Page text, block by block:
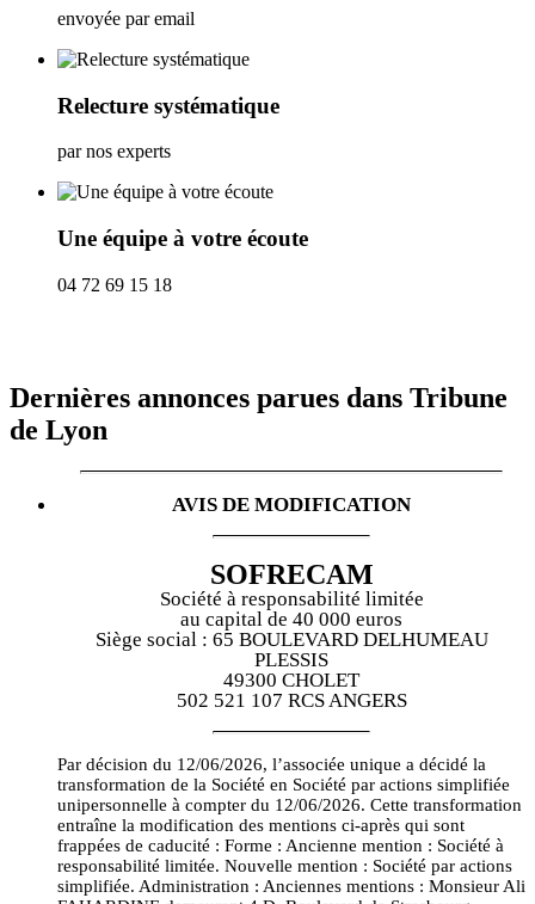
envoyée par email
Relecture systématique
par nos experts
Une équipe à votre écoute
04 72 69 15 18
Dernières annonces parues dans Tribune
de Lyon
AVIS DE MODIFICATION
SOFRECAM
Société à responsabilité limitée
au capital de 40 000 euros
Siège social : 65 BOULEVARD DELHUMEAU
PLESSIS
49300 CHOLET
502 521 107 RCS ANGERS
Par décision du 12/06/2026, l’associée unique a décidé la
transformation de la Société en Société par actions simplifiée
unipersonnelle à compter du 12/06/2026. Cette transformation
entraîne la modification des mentions ci-après qui sont
frappées de caducité : Forme : Ancienne mention : Société à
responsabilité limitée. Nouvelle mention : Société par actions
simplifiée. Administration : Anciennes mentions : Monsieur Ali